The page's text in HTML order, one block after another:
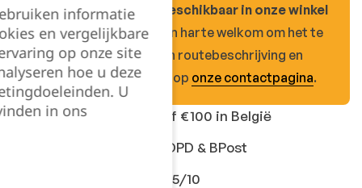
Dit product is enkel beschikbaar in onze winkel
in Beerzel.Je bent van harte welkom om het te
komen passen! Een routebeschrijving en
openingsuren vind je op onze contactpagina.
Gratis levering vanaf €100 in België
Snelle levering met DPD & BPost
Klanten geven ons 9,5/10
informatie
en vergelijkbare
op onze site
hoe u deze
U
in ons